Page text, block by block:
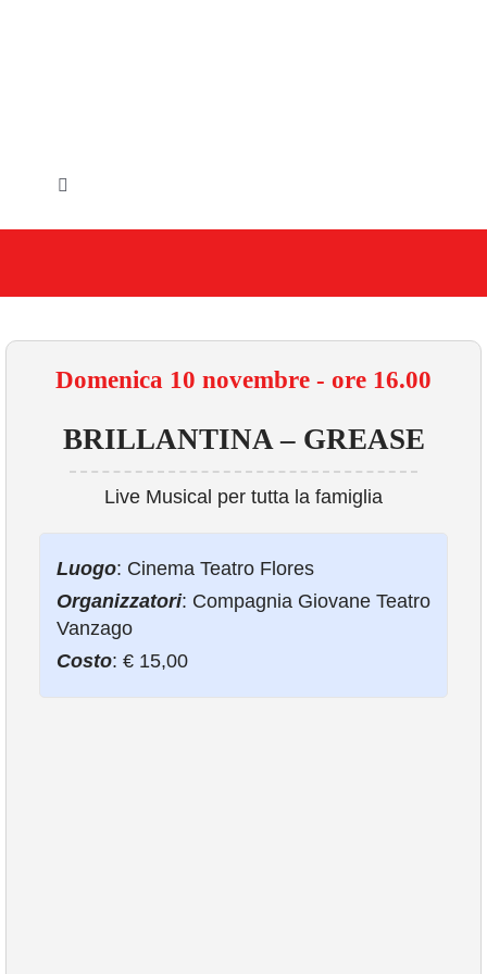
Toggle
IL COMUNE
COMUNICAZIONE
Domenica 10 novembre - ore 16.00
BRILLANTINA – GREASE
Live Musical per tutta la famiglia
Luogo: Cinema Teatro Flores
Organizzatori: Compagnia Giovane Teatro
Vanzago
Costo: € 15,00